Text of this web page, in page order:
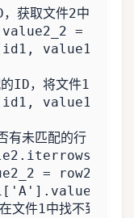
获取文件2中的对应
value2_2 =
id1 , value1_1
ID，将文件1的数据
id1 , value1_1
有未匹配的行
. iterrows
= row2
[ 'A' ] . values
文件1中找不到，将